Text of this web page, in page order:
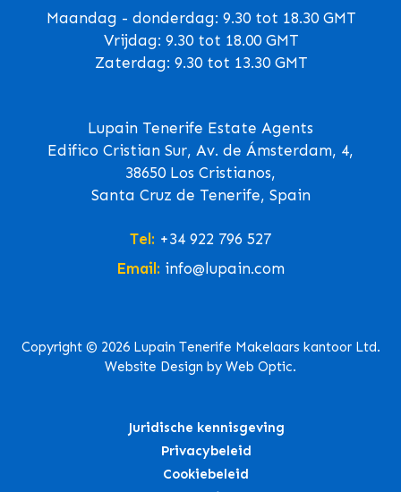
Maandag - donderdag: 9.30 tot 18.30 GMT
Vrijdag: 9.30 tot 18.00 GMT
Zaterdag: 9.30 tot 13.30 GMT
Lupain Tenerife Estate Agents
Edifico Cristian Sur, Av. de Ámsterdam, 4,
38650 Los Cristianos,
Santa Cruz de Tenerife, Spain
Tel: +34 922 796 527
Email: info@lupain.com
Copyright © 2026 Lupain Tenerife Makelaars kantoor Ltd.
Website Design by Web Optic.
Juridische kennisgeving
Privacybeleid
Cookiebeleid